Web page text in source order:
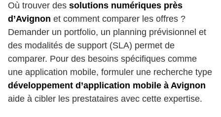
Où trouver des solutions numériques près
d’Avignon et comment comparer les offres ?
Demander un portfolio, un planning prévisionnel et
des modalités de support (SLA) permet de
comparer. Pour des besoins spécifiques comme
une application mobile, formuler une recherche type
développement d’application mobile à Avignon
aide à cibler les prestataires avec cette expertise.